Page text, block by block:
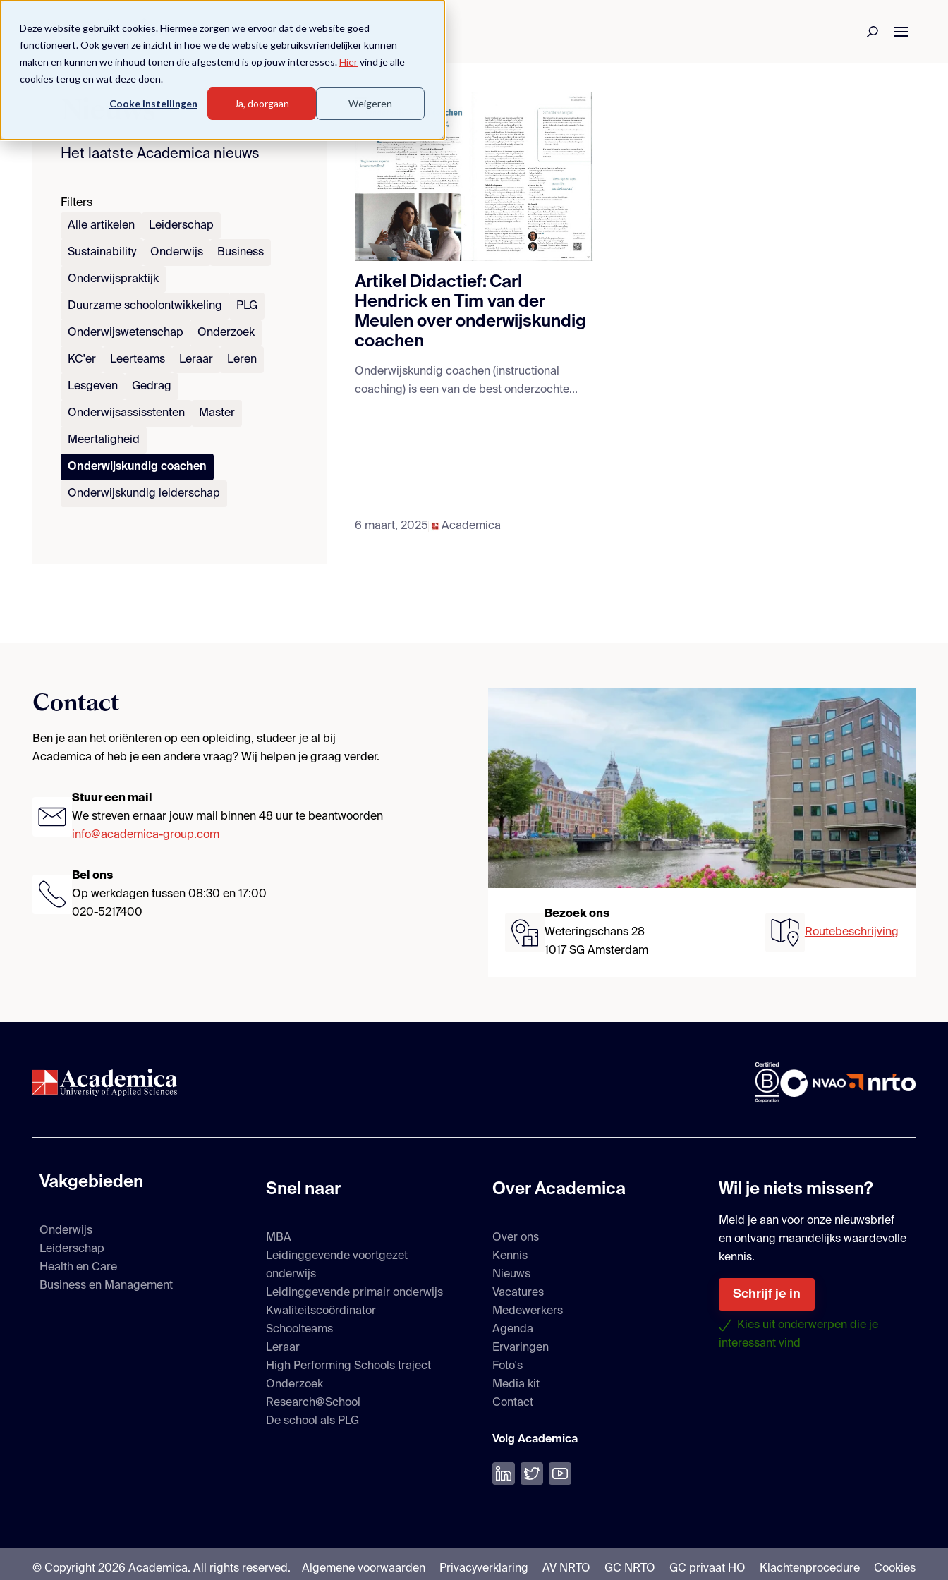
Deze website gebruikt cookies. Hiermee zorgen we ervoor dat de website goed
functioneert. Ook geven ze inzicht in hoe we de website gebruiksvriendelijker kunnen
maken en kunnen we inhoud tonen die afgestemd is op jouw interesses.Hiervind je alle
cookies terug en wat deze doen.
Cooke instellingen Ja, doorgaan Weigeren
Nieuws
Het laatste Academica nieuws
Filters
Alle artikelen
Leiderschap
Sustainability Onderwijs Business
Onderwijspraktijk
Duurzame schoolontwikkeling PLG
Onderwijswetenschap Onderzoek
KC'er Leerteams Leraar Leren
Lesgeven Gedrag
Onderwijsassisstenten Master
Meertaligheid
Onderwijskundig coachen
Onderwijskundig leiderschap
Artikel Didactief: Carl
Hendrick en Tim van der
Meulen over onderwijskundig
coachen
Onderwijskundig coachen (instructional
coaching) is een van de best onderzochte...
6 maart, 2025 Academica
Contact
Ben je aan het oriënteren op een opleiding, studeer je al bij
Academica of heb je een andere vraag? Wij helpen je graag verder.
Stuur een mail
We streven ernaar jouw mail binnen 48 uur te beantwoorden
info@academica-group.com
Bel ons
Op werkdagen tussen 08:30 en 17:00
020-5217400
Bezoek ons
Weteringschans 28
1017 SG Amsterdam
Routebeschrijving
Vakgebieden
Onderwijs
Leiderschap
Health en Care
Business en Management
Snel naar
MBA
Leidinggevende voortgezet
onderwijs
Leidinggevende primair onderwijs
Kwaliteitscoördinator
Schoolteams
Leraar
High Performing Schools traject
Onderzoek
Research@School
De school als PLG
Over Academica
Over ons
Kennis
Nieuws
Vacatures
Medewerkers
Agenda
Ervaringen
Foto's
Media kit
Contact
Volg Academica
Volg ons op LinkedIn
Volg ons op Twitter
Bekijk onze YouTube
Wil je niets missen?
Meld je aan voor onze nieuwsbrief
en ontvang maandelijks waardevolle
kennis.
Schrijf je in
Kies uit onderwerpen die je
interessant vind
© Copyright 2026 Academica. All rights reserved. Algemene voorwaarden Privacyverklaring AV NRTO GC NRTO GC privaat HO Klachtenprocedure Cookies